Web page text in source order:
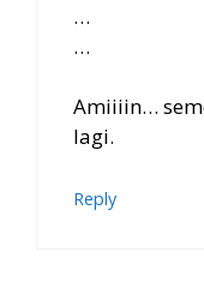
…
…
Amiiiin…
lagi.
Reply